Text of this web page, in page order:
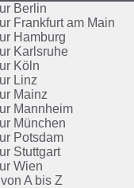
Berlin
Frankfurt am Main
Hamburg
Karlsruhe
Köln
Linz
Mainz
Mannheim
München
Potsdam
Stuttgart
Wien
A bis Z